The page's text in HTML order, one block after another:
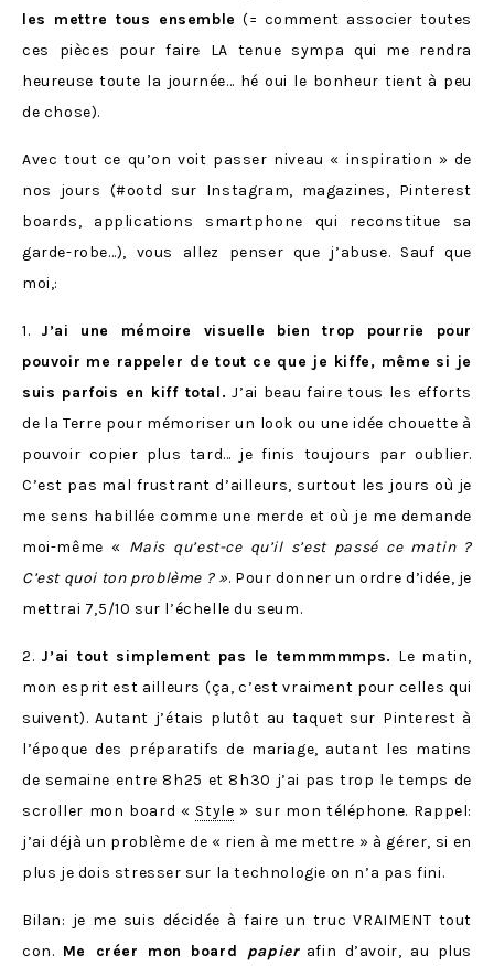
les mettre tous ensemble (= comment associer toutes
ces pièces pour faire LA tenue sympa qui me rendra
heureuse toute la journée… hé oui le bonheur tient à peu
de chose).
Avec tout ce qu’on voit passer niveau « inspiration » de
nos jours (#ootd sur Instagram, magazines, Pinterest
boards, applications smartphone qui reconstitue sa
garde-robe…), vous allez penser que j’abuse. Sauf que
moi,:
1. J’ai une mémoire visuelle bien trop pourrie pour
pouvoir me rappeler de tout ce que je kiffe, même si je
suis parfois en kiff total. J’ai beau faire tous les efforts
de la Terre pour mémoriser un look ou une idée chouette à
pouvoir copier plus tard… je finis toujours par oublier.
C’est pas mal frustrant d’ailleurs, surtout les jours où je
me sens habillée comme une merde et où je me demande
moi-même « Mais qu’est-ce qu’il s’est passé ce matin ?
C’est quoi ton problème ? ». Pour donner un ordre d’idée, je
mettrai 7,5/10 sur l’échelle du seum.
2. J’ai tout simplement pas le temmmmmps. Le matin,
mon esprit est ailleurs (ça, c’est vraiment pour celles qui
suivent). Autant j’étais plutôt au taquet sur Pinterest à
l’époque des préparatifs de mariage, autant les matins
de semaine entre 8h25 et 8h30 j’ai pas trop le temps de
scroller mon board « Style » sur mon téléphone. Rappel:
j’ai déjà un problème de « rien à me mettre » à gérer, si en
plus je dois stresser sur la technologie on n’a pas fini.
Bilan: je me suis décidée à faire un truc VRAIMENT tout
con. Me créer mon board papierafin d’avoir, au plus